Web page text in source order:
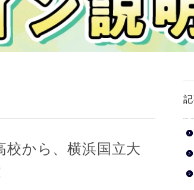
校から、横浜国立大